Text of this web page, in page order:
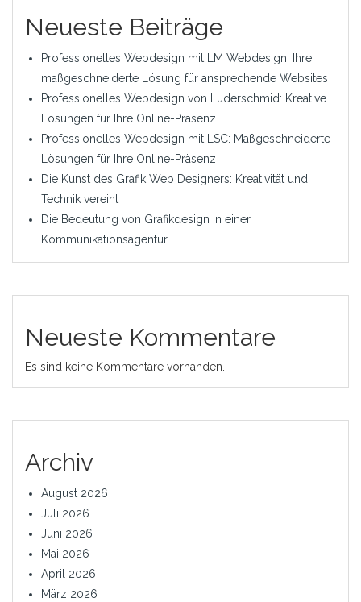
Neueste Beiträge
Professionelles Webdesign mit LM Webdesign: Ihre
maßgeschneiderte Lösung für ansprechende Websites
Professionelles Webdesign von Luderschmid: Kreative
Lösungen für Ihre Online-Präsenz
Professionelles Webdesign mit LSC: Maßgeschneiderte
Lösungen für Ihre Online-Präsenz
Die Kunst des Grafik Web Designers: Kreativität und
Technik vereint
Die Bedeutung von Grafikdesign in einer
Kommunikationsagentur
Neueste Kommentare
Es sind keine Kommentare vorhanden.
Archiv
August 2026
Juli 2026
Juni 2026
Mai 2026
April 2026
März 2026